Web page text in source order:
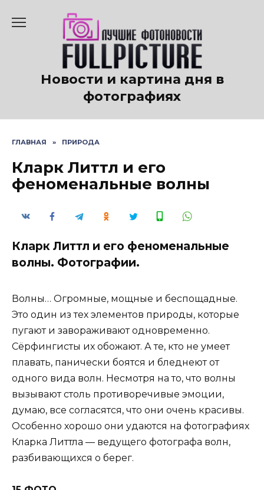
содержанию
Новости и картина дня в
фотографиях
ГЛАВНАЯ » ПРИРОДА
Кларк Литтл и его
феноменальные волны
Кларк Литтл и его феноменальные
волны. Фотографии.
Волны… Огромные, мощные и беспощадные.
Это один из тех элементов природы, которые
пугают и завораживают одновременно.
Сёрфингисты их обожают. А те, кто не умеет
плавать, панически боятся и бледнеют от
одного вида волн. Несмотря на то, что волны
вызывают столь противоречивые эмоции,
думаю, все согласятся, что они очень красивы.
Особенно хорошо они удаются на фотографиях
Кларка Литтла — ведущего фотографа волн,
разбивающихся о берег.